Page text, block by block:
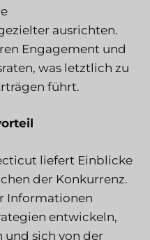
ausrichten.
Engagement und
was letztlich zu
führt.
liefert Einblicke
der Konkurrenz.
Informationen
entwickeln,
und sich von der